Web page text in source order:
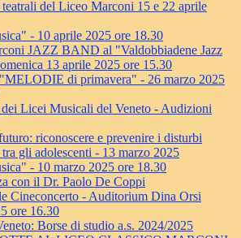
teatrali del Liceo Marconi 15 e 22 aprile
- 10 aprile 2025 ore 18.30
JAZZ BAND al "Valdobbiadene Jazz
13 aprile 2025 ore 15.30
di primavera" - 26 marzo 2025
dei Licei Musicali del Veneto - Audizioni
riconoscere e prevenire i disturbi
gli adolescenti - 13 marzo 2025
- 10 marzo 2025 ore 18.30
con il Dr. Paolo De Coppi
Cineconcerto - Auditorium Dina Orsi
ore 16.30
Borse di studio a.s. 2024/2025